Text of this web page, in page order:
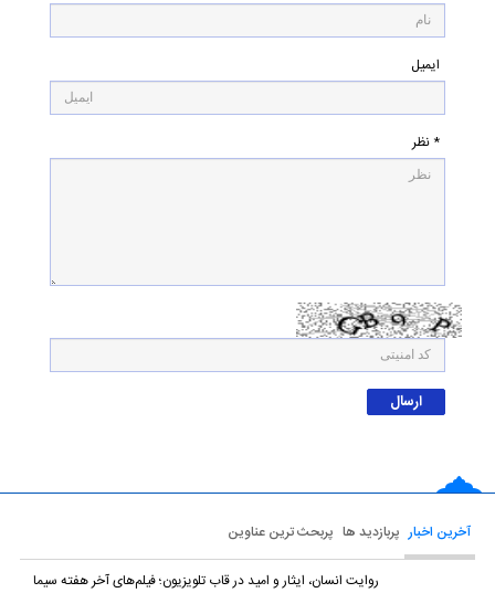
ایمیل
* نظر
آخرین اخبار پربازدید ها پربحث ترین عناوین
روایت انسان، ایثار و امید در قاب تلویزیون؛ فیلم‌های آخر هفته سیما